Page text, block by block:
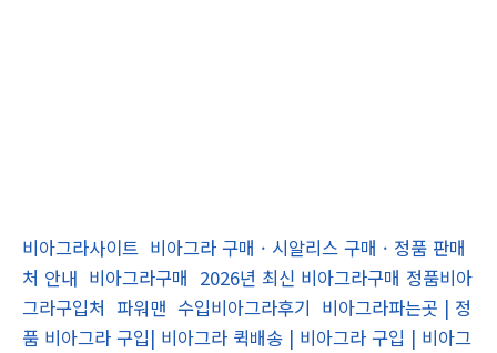
비아그라사이트 비아그라 구매 · 시알리스 구매 · 정품 판매
처 안내 비아그라구매 2026년 최신 비아그라구매 정품비아
그라구입처 파워맨 수입비아그라후기 비아그라파는곳 | 정
품 비아그라 구입| 비아그라 퀵배송 | 비아그라 구입 | 비아그